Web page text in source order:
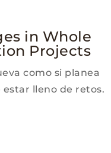
in Whole
Projects
como si planea
lleno de retos.